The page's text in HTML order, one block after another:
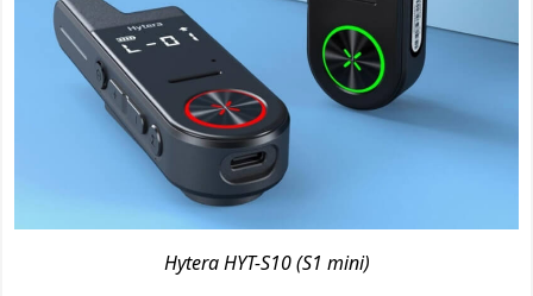
Hytera HYT-S10 (S1 mini)